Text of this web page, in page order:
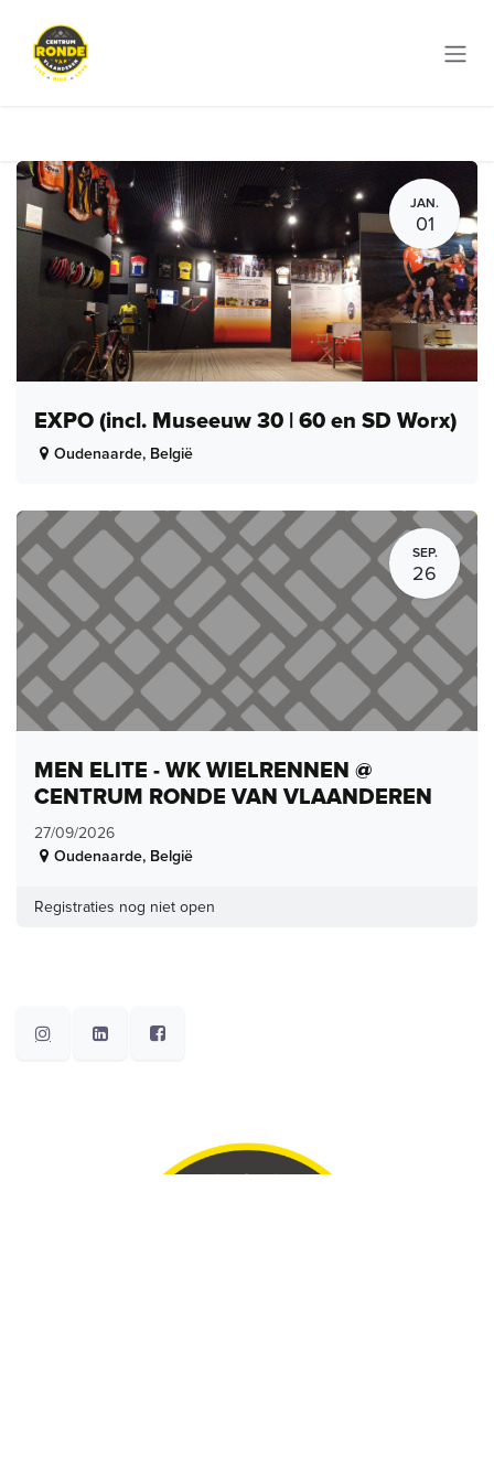
JAN.
01
EXPO (incl. Museeuw 30 | 60 en SD Worx)
Oudenaarde, België
SEP.
26
MEN ELITE - WK WIELRENNEN @
CENTRUM RONDE VAN VLAANDEREN
27/09/2026
Oudenaarde, België
Registraties nog niet open